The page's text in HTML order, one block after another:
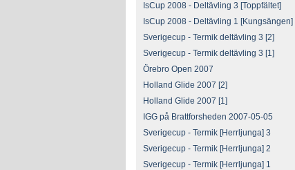
IsCup 2008 - Deltävling 3 [Toppfältet]
IsCup 2008 - Deltävling 1 [Kungsängen]
Sverigecup - Termik deltävling 3 [2]
Sverigecup - Termik deltävling 3 [1]
Örebro Open 2007
Holland Glide 2007 [2]
Holland Glide 2007 [1]
IGG på Brattforsheden 2007-05-05
Sverigecup - Termik [Herrljunga] 3
Sverigecup - Termik [Herrljunga] 2
Sverigecup - Termik [Herrljunga] 1